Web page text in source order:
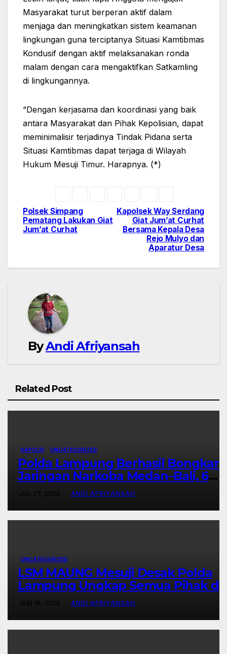
Masyarakat turut berperan aktif dalam
menjaga dan meningkatkan sistem keamanan
lingkungan guna terciptanya Situasi Kamtibmas
Kondusif dengan aktif melaksanakan ronda
malam dengan cara mengaktifkan Satkamling
di lingkungannya.
“Dengan kerjasama dan koordinasi yang baik
antara Masyarakat dan Pihak Kepolisian, dapat
meminimalisir terjadinya Tindak Pidana serta
Situasi Kamtibmas dapat terjaga di Wilayah
Hukum Mesuji Timur. Harapnya. (*)
Navigasi
pos
Kapolsek Way Serdang
Giat Jum’at Curhat
Bersama Kepala Desa
Rejo Mulyo dan
Aparatur Desa
Polsek Simpang
Pematang Lakukan Giat
Jum’at Curhat
ByAndi Afriyansah
Related Post
KAPOLRI UNCATEGORIZED
Polda Lampung Berhasil Bongkar
Jaringan Narkoba Medan–Bali, 6
Kilogram Ganja Digagalkan
ANDI AFRIYANSAH
UNCATEGORIZED
LSM MAUNG Mesuji Desak Polda
Lampung Ungkap Semua Pihak di
Balik Korupsi Islamic Center-
ANDI AFRIYANSAH